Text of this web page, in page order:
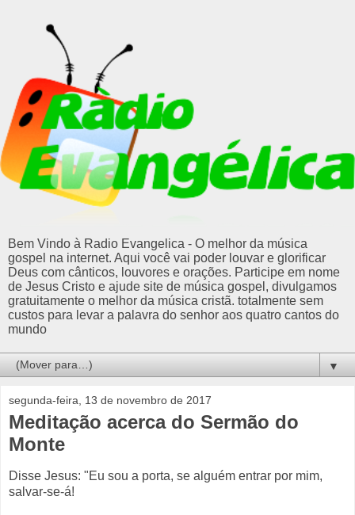
Bem Vindo à Radio Evangelica - O melhor da música
gospel na internet. Aqui você vai poder louvar e glorificar
Deus com cânticos, louvores e orações. Participe em nome
de Jesus Cristo e ajude site de música gospel, divulgamos
gratuitamente o melhor da música cristã. totalmente sem
custos para levar a palavra do senhor aos quatro cantos do
mundo
▼
segunda-feira, 13 de novembro de 2017
Meditação acerca do Sermão do
Monte
Disse Jesus: "Eu sou a porta, se alguém entrar por mim,
salvar-se-á!